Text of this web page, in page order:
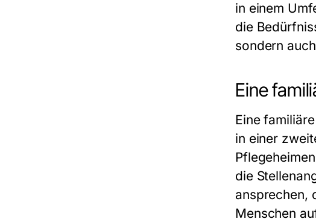
in einem
die
sondern
Eine
Eine
in einer
die
ansprechen,
Menschen